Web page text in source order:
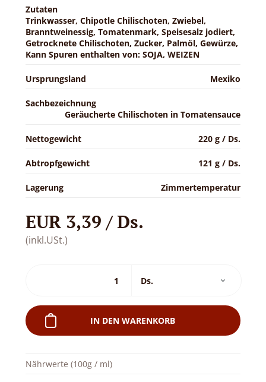
Zutaten
Trinkwasser, Chipotle Chilischoten, Zwiebel,
Branntweinessig, Tomatenmark, Speisesalz jodiert,
Getrocknete Chilischoten, Zucker, Palmöl, Gewürze,
Kann Spuren enthalten von: SOJA, WEIZEN
Ursprungsland Mexiko
Sachbezeichnung
Geräucherte Chilischoten in Tomatensauce
Nettogewicht 220 g / Ds.
Abtropfgewicht 121 g / Ds.
Lagerung Zimmertemperatur
EUR 3,39 / Ds.
(inkl.USt.)
IN DEN WARENKORB
Nährwerte (100g / ml)